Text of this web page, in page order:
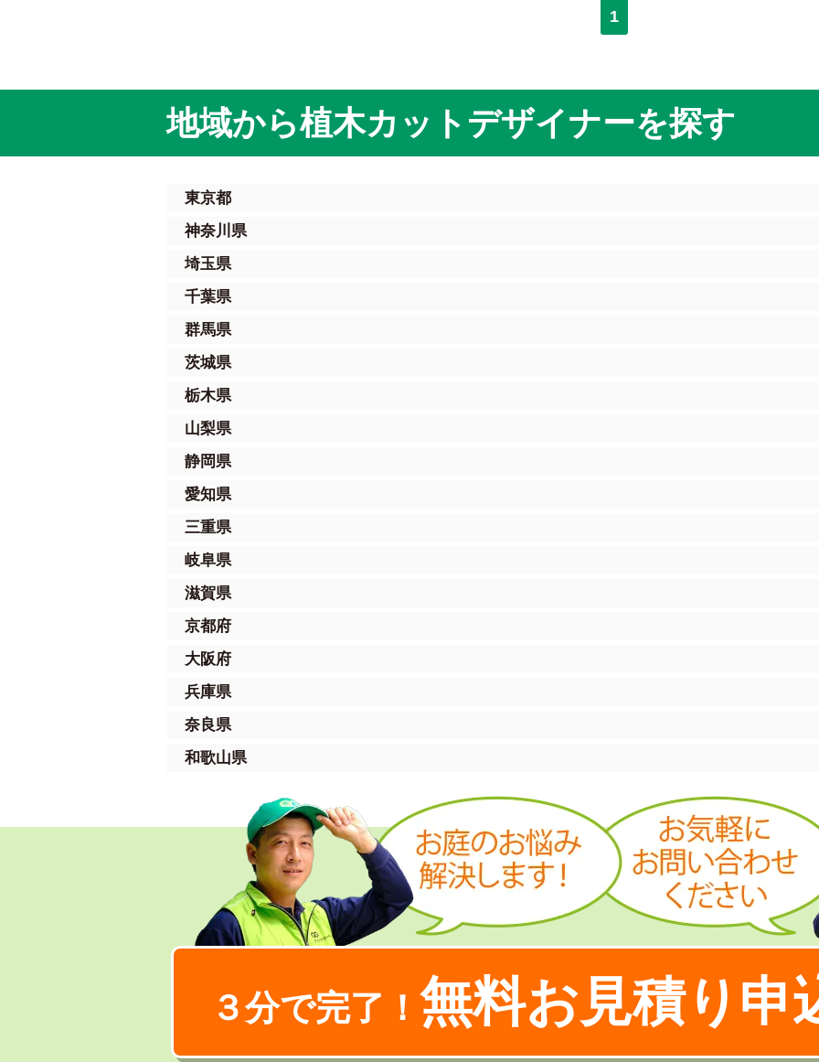
1
地域から植木カットデザイナーを探す
東京都
神奈川県
埼玉県
千葉県
群馬県
茨城県
栃木県
山梨県
静岡県
愛知県
三重県
岐阜県
滋賀県
京都府
大阪府
兵庫県
奈良県
和歌山県
３分で完了！ 無料お見積り申